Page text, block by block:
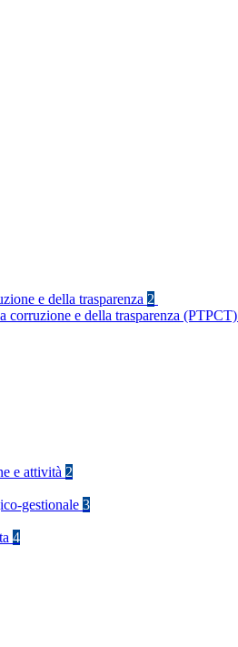
e della trasparenza 2
corruzione e della trasparenza (PTPCT)
e attività 2
gestionale 3
4